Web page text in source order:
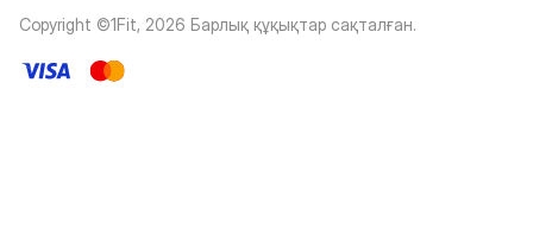
Copyright ©1Fit, 2026 Барлық құқықтар сақталған.